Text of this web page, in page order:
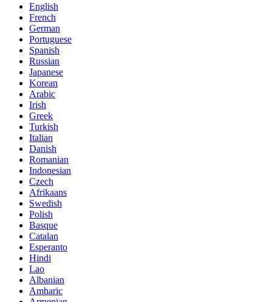
English
French
German
Portuguese
Spanish
Russian
Japanese
Korean
Arabic
Irish
Greek
Turkish
Italian
Danish
Romanian
Indonesian
Czech
Afrikaans
Swedish
Polish
Basque
Catalan
Esperanto
Hindi
Lao
Albanian
Amharic